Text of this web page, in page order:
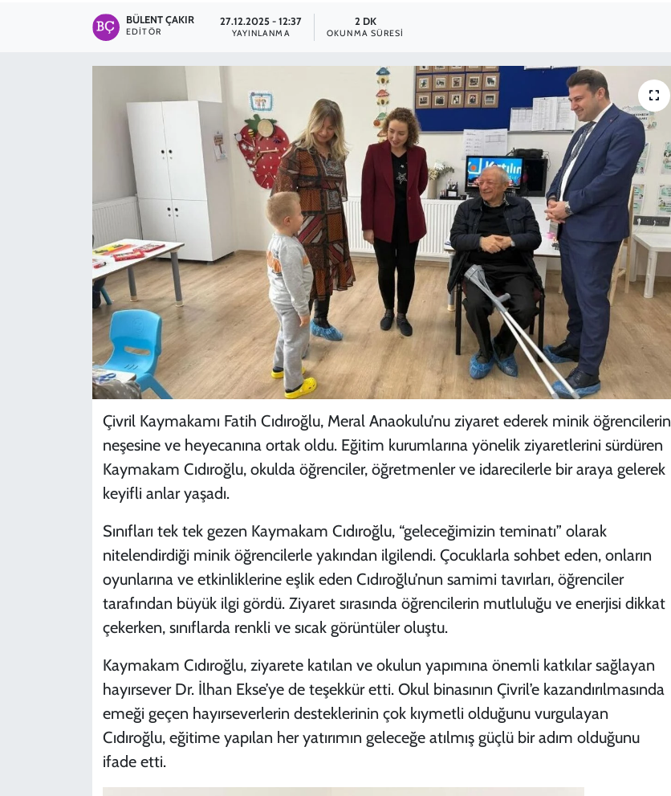
BÜLENT ÇAKIR
EDITÖR
27.12.2025 - 12:37
YAYINLANMA
2 DK
OKUNMA SÜRESI
Çivril Kaymakamı Fatih Cıdıroğlu, Meral Anaokulu’nu ziyaret ederek minik öğrencilerin
neşesine ve heyecanına ortak oldu. Eğitim kurumlarına yönelik ziyaretlerini sürdüren
Kaymakam Cıdıroğlu, okulda öğrenciler, öğretmenler ve idarecilerle bir araya gelerek
keyifli anlar yaşadı.
Sınıfları tek tek gezen Kaymakam Cıdıroğlu, “geleceğimizin teminatı” olarak
nitelendirdiği minik öğrencilerle yakından ilgilendi. Çocuklarla sohbet eden, onların
oyunlarına ve etkinliklerine eşlik eden Cıdıroğlu’nun samimi tavırları, öğrenciler
tarafından büyük ilgi gördü. Ziyaret sırasında öğrencilerin mutluluğu ve enerjisi dikkat
çekerken, sınıflarda renkli ve sıcak görüntüler oluştu.
Kaymakam Cıdıroğlu, ziyarete katılan ve okulun yapımına önemli katkılar sağlayan
hayırsever Dr. İlhan Ekse’ye de teşekkür etti. Okul binasının Çivril’e kazandırılmasında
emeği geçen hayırseverlerin desteklerinin çok kıymetli olduğunu vurgulayan
Cıdıroğlu, eğitime yapılan her yatırımın geleceğe atılmış güçlü bir adım olduğunu
ifade etti.
TEKNOLOJİ